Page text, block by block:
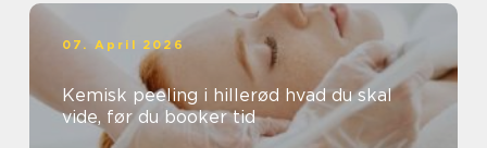
07. April 2026
Kemisk peeling i hillerød hvad du skal
vide, før du booker tid